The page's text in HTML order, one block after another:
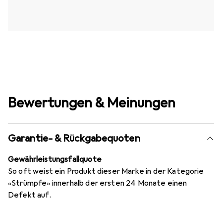
Bewertungen & Meinungen
Garantie- & Rückgabequoten
Gewährleistungsfallquote
So oft weist ein Produkt dieser Marke in der Kategorie
«Strümpfe» innerhalb der ersten 24 Monate einen
Defekt auf.